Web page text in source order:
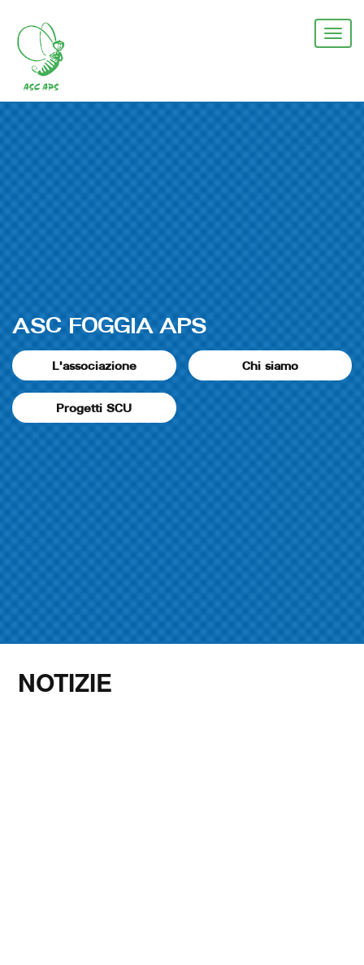
contenuto
principale
ASC FOGGIA APS
L'associazione Chi siamo
Progetti SCU
NOTIZIE